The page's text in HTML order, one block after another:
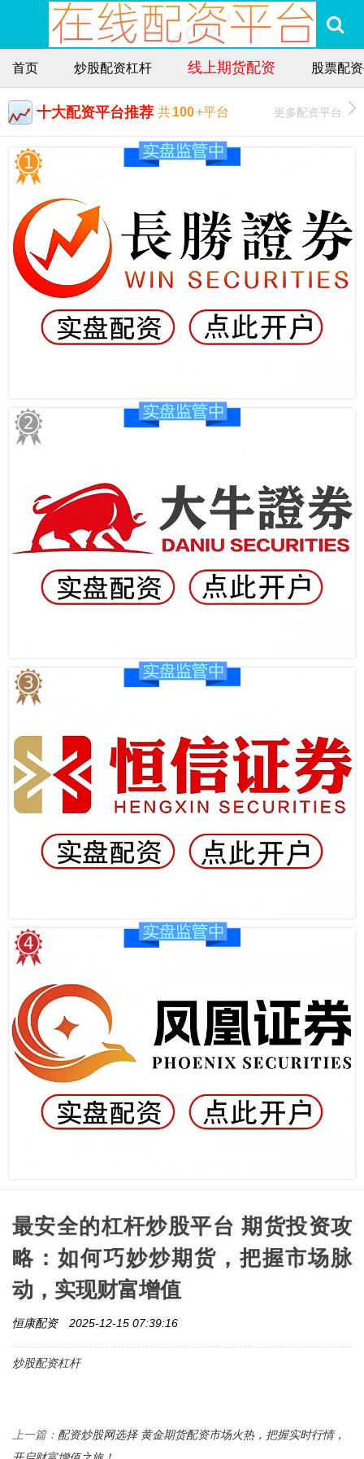
首页 炒股配资杠杆 线上期货配资 股票配
十大配资平台推荐 共100+平台 更多配资平台
最安全的杠杆炒股平台 期货投资攻
略：如何巧妙炒期货，把握市场脉
动，实现财富增值
恒康配资 2025-12-15 07:39:16
炒股配资杠杆
上一篇： 配资炒股网选择 黄金期货配资市场火热，把握实时行情，